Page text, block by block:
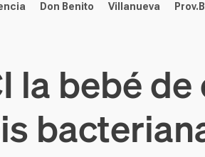
Don Benito Villanueva
la bebé